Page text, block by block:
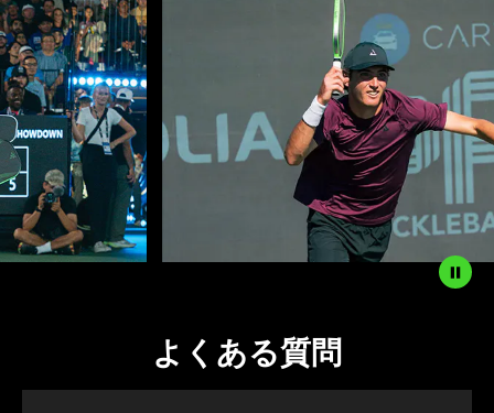
panning
animation.
Use
start
よくある質問